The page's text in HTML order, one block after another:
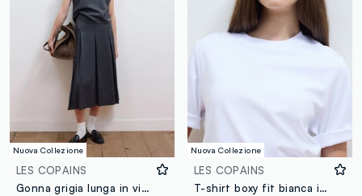
Nuova Collezione
LES COPAINS
Gonna grigia lunga in viscosa elasticizzata regular fit
Nuova Collezione
LES COPAINS
T-shirt boxy fit bianca in misto cotone e viscosa